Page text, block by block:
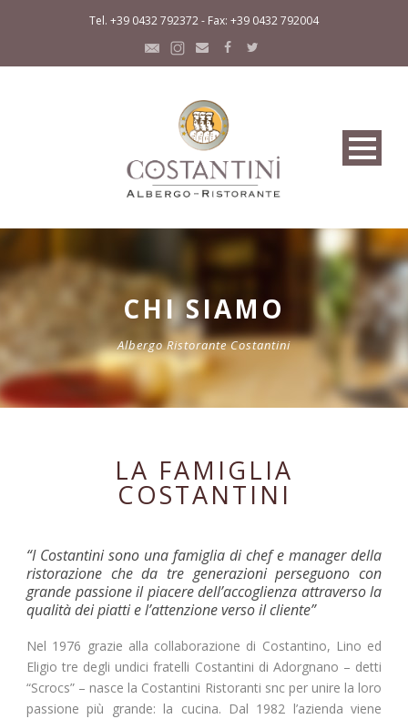
Tel. +39 0432 792372 - Fax: +39 0432 792004
CHI SIAMO
Albergo Ristorante Costantini
LA FAMIGLIA
COSTANTINI
“I Costantini sono una famiglia di chef e manager della
ristorazione che da tre generazioni perseguono con
grande passione il piacere dell’accoglienza attraverso la
qualità dei piatti e l’attenzione verso il cliente”
Nel 1976 grazie alla collaborazione di Costantino, Lino ed
Eligio tre degli undici fratelli Costantini di Adorgnano – detti
“Scrocs” – nasce la Costantini Ristoranti snc per unire la loro
passione più grande: la cucina. Dal 1982 l’azienda viene